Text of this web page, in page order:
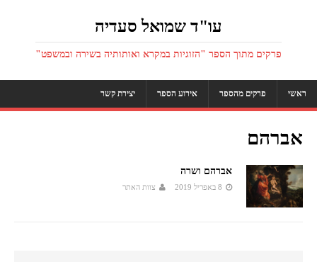
עו"ד שמואל סעדיה
פרקים מתוך הספר "הזוגיות במקרא ואותותיה בשירה ובמשפט"
ראשי פרקים מהספר אירוע הספר יצירת קשר
אברהם
אברהם ושרה
8 באפריל 2019 צוות האתר